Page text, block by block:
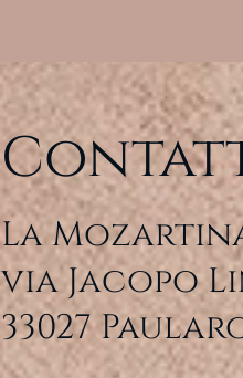
La
via Jacopo
33027